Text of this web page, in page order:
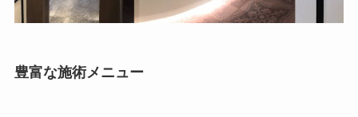
豊富な施術メニュー